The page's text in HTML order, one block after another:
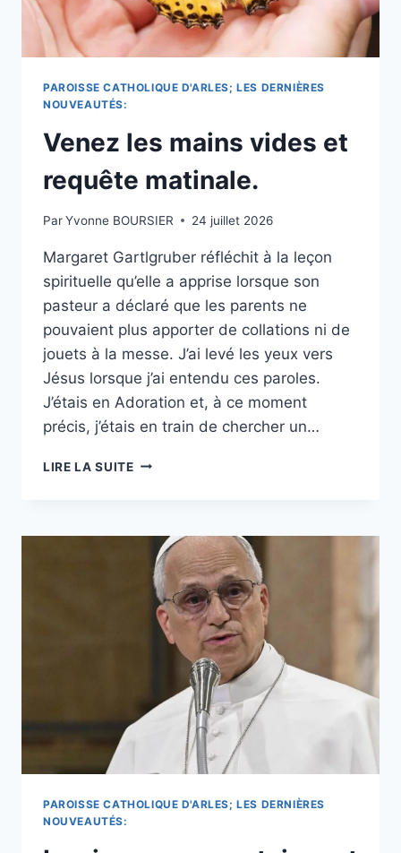
PHILIPPINES
AVEC
UNE
MATINALE.
PAROISSE CATHOLIQUE D'ARLES; LES DERNIÈRES
NOUVEAUTÉS:
Venez les mains vides et
requête matinale.
ParYvonne BOURSIER 24 juillet 2026
Margaret Gartlgruber réfléchit à la leçon
spirituelle qu’elle a apprise lorsque son
pasteur a déclaré que les parents ne
pouvaient plus apporter de collations ni de
jouets à la messe. J’ai levé les yeux vers
Jésus lorsque j’ai entendu ces paroles.
J’étais en Adoration et, à ce moment
précis, j’étais en train de chercher un…
LIRE LA SUITEVENEZ
ET
REQUÊTE
MATINALE.
PAROISSE CATHOLIQUE D'ARLES; LES DERNIÈRES
NOUVEAUTÉS: